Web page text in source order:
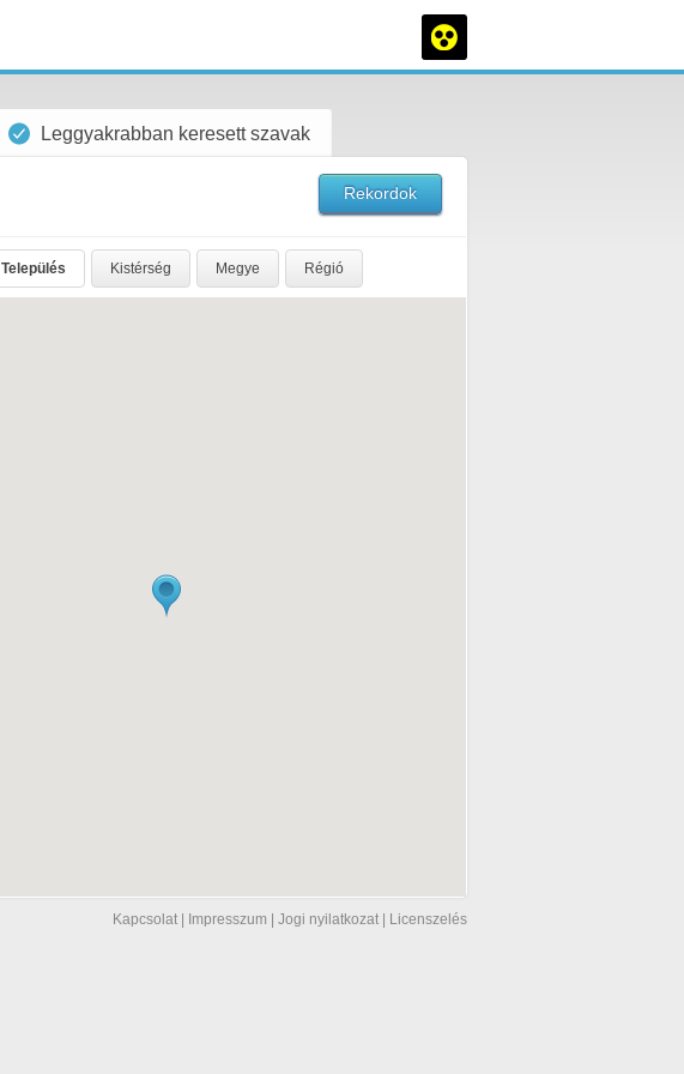
Leggyakrabban keresett szavak
Rekordok
Település Kistérség Megye Régió
Kapcsolat Impresszum Jogi nyilatkozat Licenszelés